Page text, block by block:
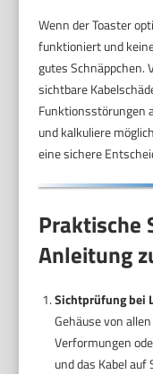
Wenn der Toaster
funktioniert und
gutes Schnäppchen.
sichtbare
Funktionsstörungen
und kalkuliere
eine sichere
Anleitung
Sichtprüfung bei
Gehäuse von
Verformungen
und das Kabel